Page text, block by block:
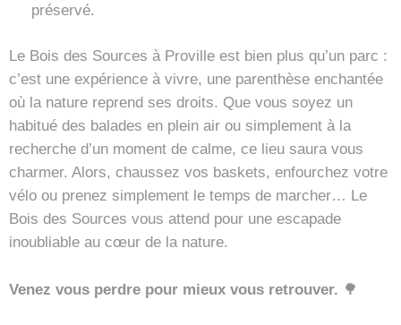
préservé.
Le Bois des Sources à Proville est bien plus qu’un parc :
c’est une expérience à vivre, une parenthèse enchantée
où la nature reprend ses droits. Que vous soyez un
habitué des balades en plein air ou simplement à la
recherche d’un moment de calme, ce lieu saura vous
charmer. Alors, chaussez vos baskets, enfourchez votre
vélo ou prenez simplement le temps de marcher… Le
Bois des Sources vous attend pour une escapade
inoubliable au cœur de la nature.
Venez vous perdre pour mieux vous retrouver. 🌳